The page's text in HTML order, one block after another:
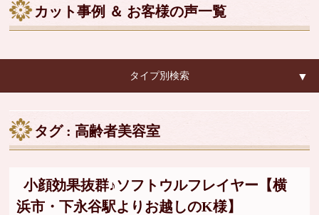
カット事例 ＆ お客様の声一覧
タイプ別検索 ▼
▼
タグ : 高齢者美容室
小顔効果抜群♪ソフトウルフレイヤー【横
浜市・下永谷駅よりお越しのK様】